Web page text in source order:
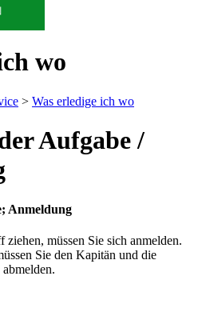
wo
> Was erledige ich wo
Aufgabe /
Anmeldung
müssen Sie sich anmelden.
Sie den Kapitän und die